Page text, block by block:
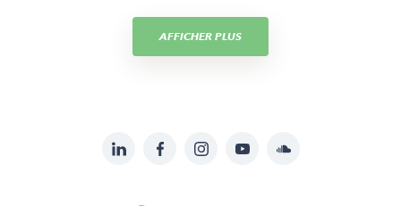
AFFICHER PLUS
LinkedInFacebookInstagramYouTubeSoundcloud